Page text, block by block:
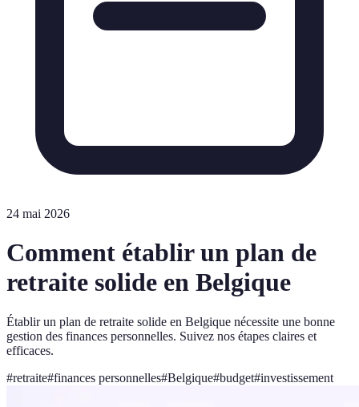
24 mai 2026
Comment établir un plan de
retraite solide en Belgique
Établir un plan de retraite solide en Belgique nécessite une bonne
gestion des finances personnelles. Suivez nos étapes claires et
efficaces.
#retraite#finances personnelles#Belgique#budget#investissement